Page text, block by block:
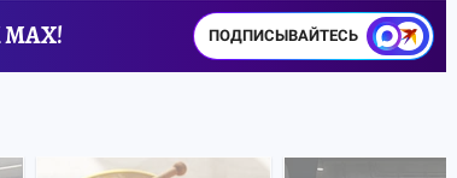
ПОДПИСЫВАЙТЕСЬ